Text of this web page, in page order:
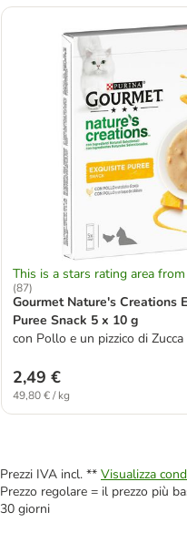
This is a stars rating area
(87)
Gourmet Nature's Creations
Puree Snack 5 x 10 g
con Pollo e un pizzico di Zucca
2,49 €
49,80 € / kg
Prezzi IVA incl. ** Visualizza
Prezzo regolare = il prezzo più
30 giorni